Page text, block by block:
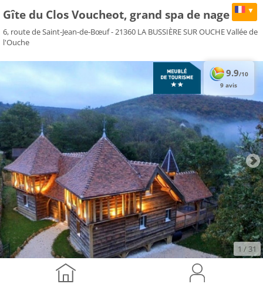
▼
Gîte du Clos Voucheot, grand spa de nage
6, route de Saint-Jean-de-Bœuf - 21360 LA BUSSIÈRE SUR OUCHE Vallée de
l'Ouche
9.9/10
9 avis
1 / 31